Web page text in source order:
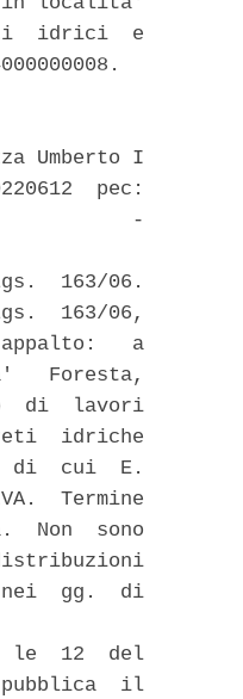
idrici  e
Umberto I
pec:
-
163/06.
163/06,
appalto:   a
Foresta,
di  lavori
idriche
di  cui  E.
Termine
Non  sono
nei  gg.  di
le  12  del
pubblica  il